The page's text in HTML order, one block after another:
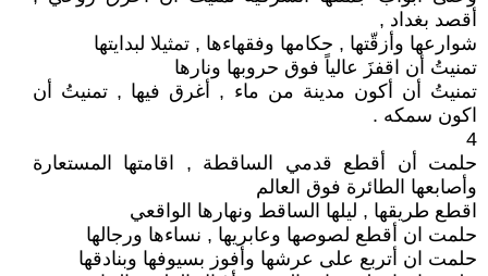
أقصد بغداد ,
شوارعها وأزقّتها , حكامها وفقهاءها , تمثيلا لبدايتها
تمنيتُ أن اقفزَ عالياً فوق حروبها ونارها
تمنيتُ أن أكون مدينة من ماء , أغرق فيها , تمنيتُ أن
اكون سمكه .
4
حلمت أن أقطع قدمي الساقطة , اقامتها المستعارة
وأصابعها الطائرة فوق العالم
اقطع طريقها , ليلها الساقط ونهارها الواقعي
حلمت ان أقطع لصوصها وعابريها , نساءها ورجالها
حلمت ان أتربع على عرشها وأفوز بسيوفها وبنادقها